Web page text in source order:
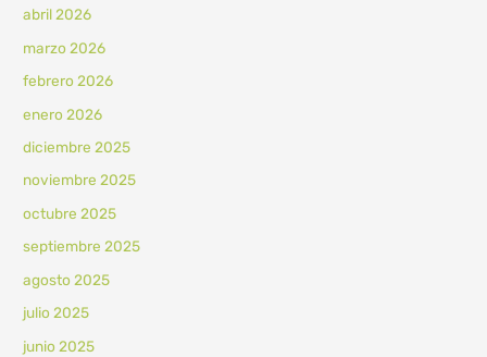
abril 2026
marzo 2026
febrero 2026
enero 2026
diciembre 2025
noviembre 2025
octubre 2025
septiembre 2025
agosto 2025
julio 2025
junio 2025